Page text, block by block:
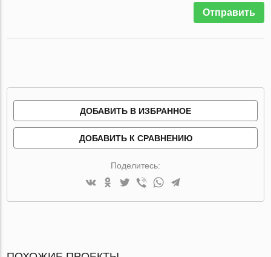
Отправить
ДОБАВИТЬ В ИЗБРАННОЕ
ДОБАВИТЬ К СРАВНЕНИЮ
Поделитесь: